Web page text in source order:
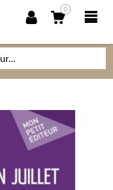
0
SAVOIRS